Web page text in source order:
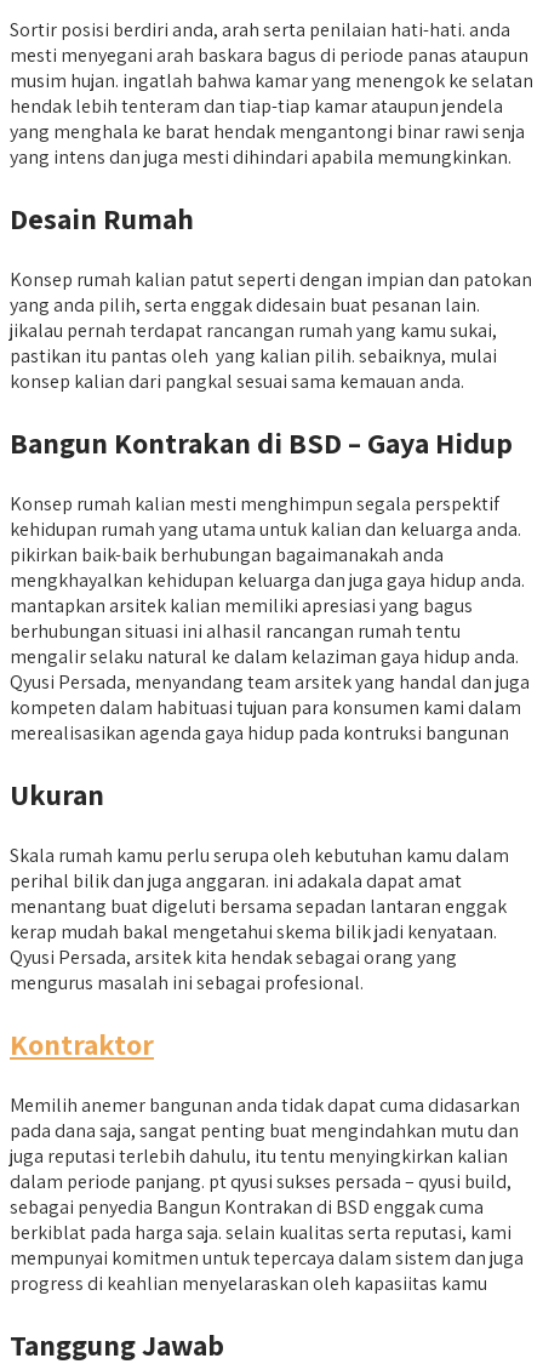
Sortir posisi berdiri anda, arah serta penilaian hati-hati. anda
mesti menyegani arah baskara bagus di periode panas ataupun
musim hujan. ingatlah bahwa kamar yang menengok ke selatan
hendak lebih tenteram dan tiap-tiap kamar ataupun jendela
yang menghala ke barat hendak mengantongi binar rawi senja
yang intens dan juga mesti dihindari apabila memungkinkan.
Desain Rumah
Konsep rumah kalian patut seperti dengan impian dan patokan
yang anda pilih, serta enggak didesain buat pesanan lain.
jikalau pernah terdapat rancangan rumah yang kamu sukai,
pastikan itu pantas oleh yang kalian pilih. sebaiknya, mulai
konsep kalian dari pangkal sesuai sama kemauan anda.
Bangun Kontrakan di BSD – Gaya Hidup
Konsep rumah kalian mesti menghimpun segala perspektif
kehidupan rumah yang utama untuk kalian dan keluarga anda.
pikirkan baik-baik berhubungan bagaimanakah anda
mengkhayalkan kehidupan keluarga dan juga gaya hidup anda.
mantapkan arsitek kalian memiliki apresiasi yang bagus
berhubungan situasi ini alhasil rancangan rumah tentu
mengalir selaku natural ke dalam kelaziman gaya hidup anda.
Qyusi Persada, menyandang team arsitek yang handal dan juga
kompeten dalam habituasi tujuan para konsumen kami dalam
merealisasikan agenda gaya hidup pada kontruksi bangunan
Ukuran
Skala rumah kamu perlu serupa oleh kebutuhan kamu dalam
perihal bilik dan juga anggaran. ini adakala dapat amat
menantang buat digeluti bersama sepadan lantaran enggak
kerap mudah bakal mengetahui skema bilik jadi kenyataan.
Qyusi Persada, arsitek kita hendak sebagai orang yang
mengurus masalah ini sebagai profesional.
Kontraktor
Memilih anemer bangunan anda tidak dapat cuma didasarkan
pada dana saja, sangat penting buat mengindahkan mutu dan
juga reputasi terlebih dahulu, itu tentu menyingkirkan kalian
dalam periode panjang. pt qyusi sukses persada – qyusi build,
sebagai penyedia Bangun Kontrakan di BSD enggak cuma
berkiblat pada harga saja. selain kualitas serta reputasi, kami
mempunyai komitmen untuk tepercaya dalam sistem dan juga
progress di keahlian menyelaraskan oleh kapasiitas kamu
Tanggung Jawab